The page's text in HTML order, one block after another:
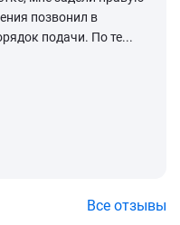
позвонил в
подачи. По те...
Все отзывы